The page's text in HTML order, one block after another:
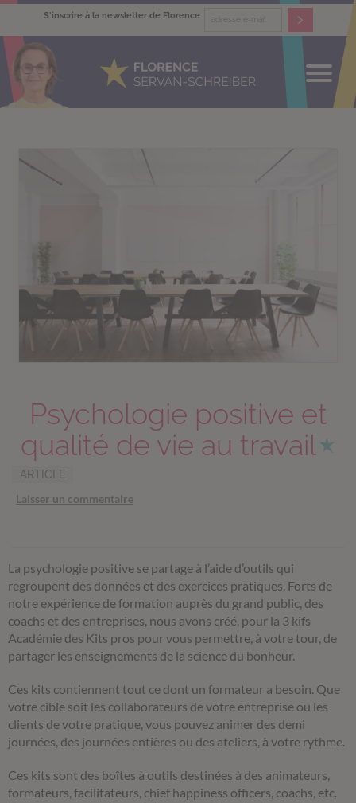
S'inscrire à la newsletter de Florence
Psychologie positive et
qualité de vie au travail
ARTICLE
Laisser un commentaire
La psychologie positive se partage à l’aide d’outils qui
regroupent des données et des exercices pratiques. Forts de
notre expérience de formation auprès du grand public, des
coachs et des entreprises, nous avons créé, pour la 3 kifs
Académie des Kits pros pour vous permettre, à votre tour, de
partager les enseignements de la science du bonheur.
Ces kits contiennent tout ce dont un formateur a besoin. Que
votre cible soit les collaborateurs de votre entreprise ou les
clients de votre pratique, vous pouvez animer des demi
journées, des journées entières ou des ateliers, à votre rythme.
Ces kits sont des boîtes à outils destinées à des animateurs,
formateurs, facilitateurs, chief happiness officers, coachs, etc.